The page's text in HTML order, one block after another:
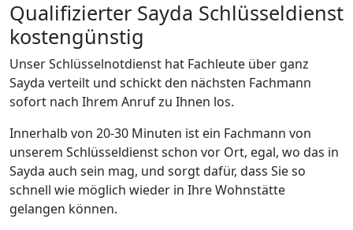
Qualifizierter Sayda Schlüsseldienst
kostengünstig
Unser Schlüsselnotdienst hat Fachleute über ganz
Sayda verteilt und schickt den nächsten Fachmann
sofort nach Ihrem Anruf zu Ihnen los.
Innerhalb von 20-30 Minuten ist ein Fachmann von
unserem Schlüsseldienst schon vor Ort, egal, wo das in
Sayda auch sein mag, und sorgt dafür, dass Sie so
schnell wie möglich wieder in Ihre Wohnstätte
gelangen können.